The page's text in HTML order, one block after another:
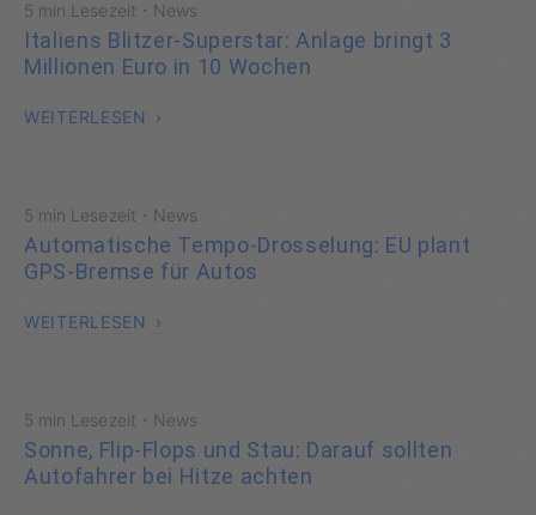
5 min Lesezeit · News
Italiens Blitzer-Superstar: Anlage bringt 3
Millionen Euro in 10 Wochen
WEITERLESEN
5 min Lesezeit · News
Automatische Tempo-Drosselung: EU plant
GPS-Bremse für Autos
WEITERLESEN
5 min Lesezeit · News
Sonne, Flip-Flops und Stau: Darauf sollten
Autofahrer bei Hitze achten